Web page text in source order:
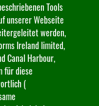
Tools
unserer Webseite
werden,
Ireland limited,
Canal Harbour,
für diese
(